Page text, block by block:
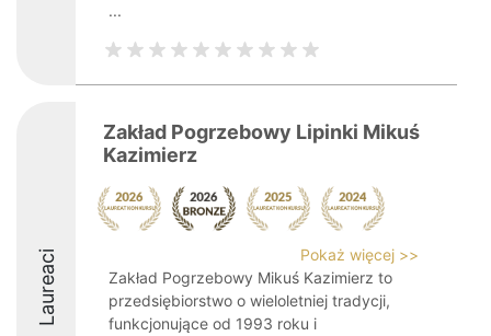
...
Laureaci
Zakład Pogrzebowy Lipinki Mikuś
Kazimierz
Pokaż więcej >>
Zakład Pogrzebowy Mikuś Kazimierz to
przedsiębiorstwo o wieloletniej tradycji,
funkcjonujące od 1993 roku i